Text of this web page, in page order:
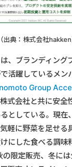
（出典：株式会社hakken
、ブランディング
活躍しているメン
Group
式会社と共に安全
としている。現在
軽に野菜を⾜せる
にした⾷べる調味
限定販売、冬に